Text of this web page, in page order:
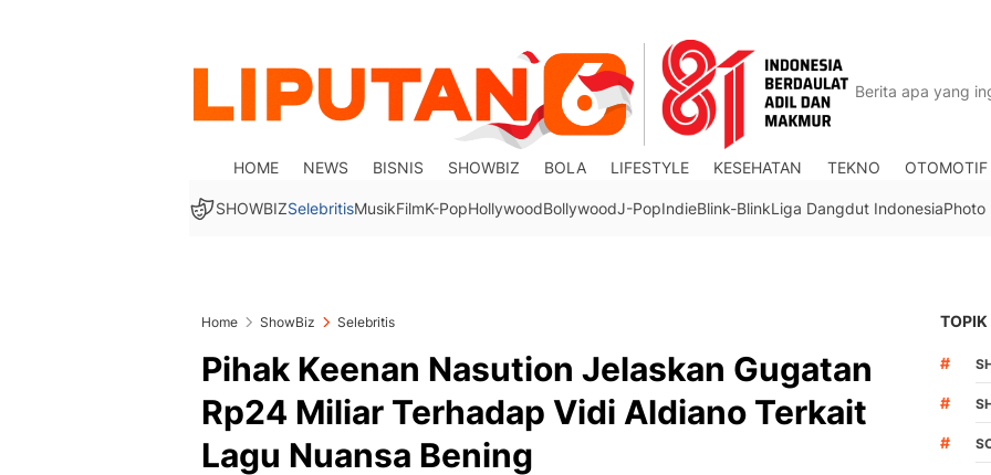
HOME NEWS BISNIS SHOWBIZ BOLA LIFESTYLE KESEHATAN TEKNO OTOMOTIF
SHOWBIZSelebritisMusikFilmK-PopHollywoodBollywoodJ-PopIndieBlink-BlinkLiga Dangdut IndonesiaPhoto
Home ShowBiz Selebritis
Pihak Keenan Nasution Jelaskan Gugatan
Rp24 Miliar Terhadap Vidi Aldiano Terkait
Lagu Nuansa Bening
TOPIK
#
#
#